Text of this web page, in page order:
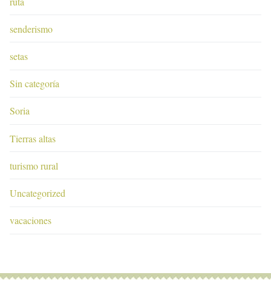
senderismo
setas
Sin categoría
Soria
Tierras altas
turismo rural
Uncategorized
vacaciones